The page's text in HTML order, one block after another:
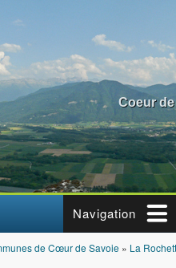
Coeur
Navigation
de Cœur de Savoie » La